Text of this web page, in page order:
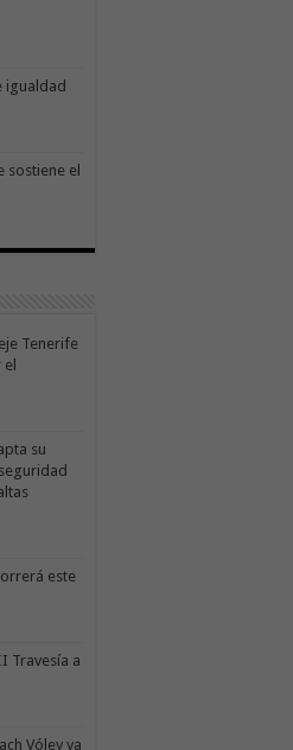
igualdad
sostiene el
Tenerife
el
su
este
Travesía a
Vóley ya